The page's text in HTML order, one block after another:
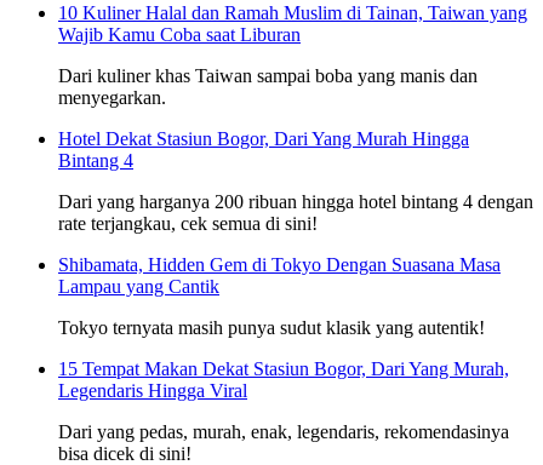
10 Kuliner Halal dan Ramah Muslim di Tainan, Taiwan yang
Wajib Kamu Coba saat Liburan
Dari kuliner khas Taiwan sampai boba yang manis dan
menyegarkan.
Hotel Dekat Stasiun Bogor, Dari Yang Murah Hingga
Bintang 4
Dari yang harganya 200 ribuan hingga hotel bintang 4 dengan
rate terjangkau, cek semua di sini!
Shibamata, Hidden Gem di Tokyo Dengan Suasana Masa
Lampau yang Cantik
Tokyo ternyata masih punya sudut klasik yang autentik!
15 Tempat Makan Dekat Stasiun Bogor, Dari Yang Murah,
Legendaris Hingga Viral
Dari yang pedas, murah, enak, legendaris, rekomendasinya
bisa dicek di sini!